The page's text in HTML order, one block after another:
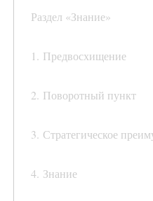
Раздел «Знание»
1. Предвосхищение
2. Поворотный пункт
3. Стратегическое
4. Знание